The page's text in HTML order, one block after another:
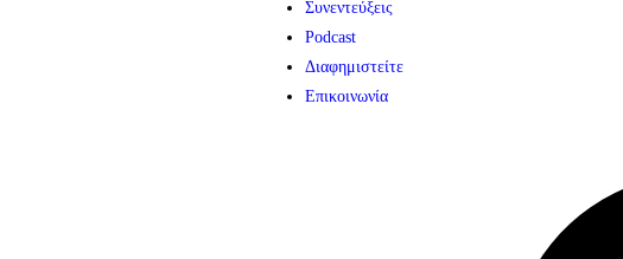
Συνεντεύξεις
Podcast
Διαφημιστείτε
Επικοινωνία